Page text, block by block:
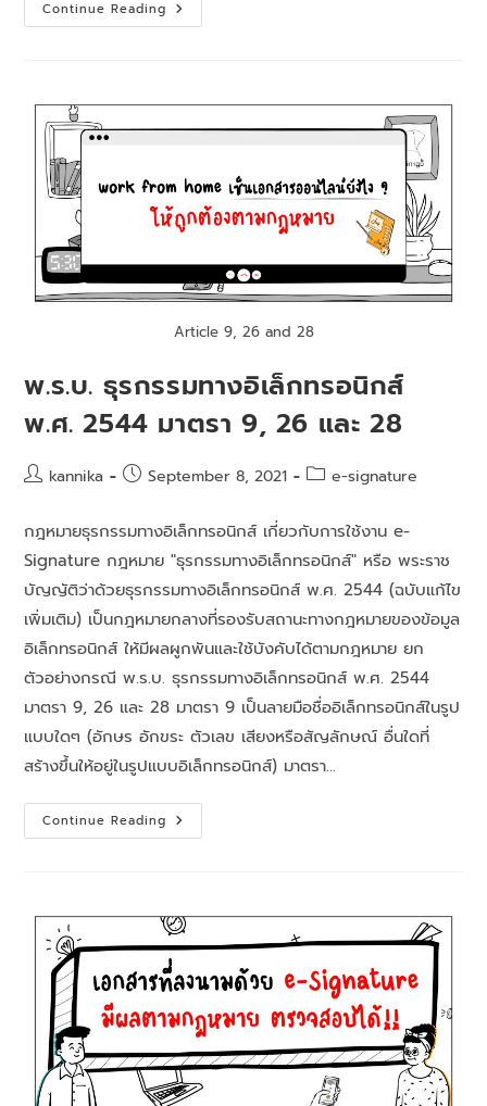
Continue Reading
Article 9, 26 and 28
พ.ร.บ. ธุรกรรมทางอิเล็กทรอนิกส์
พ.ศ. 2544 มาตรา 9, 26 และ 28
kannika September 8, 2021 e-signature
กฎหมายธุรกรรมทางอิเล็กทรอนิกส์ เกี่ยวกับการใช้งาน e-
Signature กฎหมาย "ธุรกรรมทางอิเล็กทรอนิกส์" หรือ พระราช
บัญญัติว่าด้วยธุรกรรมทางอิเล็กทรอนิกส์ พ.ศ. 2544 (ฉบับแก้ไข
เพิ่มเติม) เป็นกฎหมายกลางที่รองรับสถานะทางกฎหมายของข้อมูล
อิเล็กทรอนิกส์ ให้มีผลผูกพันและใช้บังคับได้ตามกฎหมาย ยก
ตัวอย่างกรณี พ.ร.บ. ธุรกรรมทางอิเล็กทรอนิกส์ พ.ศ. 2544
มาตรา 9, 26 และ 28 มาตรา 9 เป็นลายมือชื่ออิเล็กทรอนิกส์ในรูป
แบบใดๆ (อักษร อักขระ ตัวเลข เสียงหรือสัญลักษณ์ อื่นใดที่
สร้างขึ้นให้อยู่ในรูปแบบอิเล็กทรอนิกส์) มาตรา…
Continue Reading